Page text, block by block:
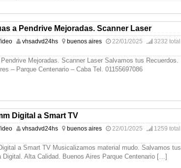
a Pendrive Mejoradas. Scanner Laser
vhsadvd24hs buenos aires 22/01/2025
3232 total
Mejoradas. Scanner Laser Salvamos tus Recuerdos.
– Parque Centenario – Caba Tel. 01155697086
Digital a Smart TV
vhsadvd24hs buenos aires 22/01/2025
1259 total
a Smart TV Musicalizamos material mudo. Salvamos tus
Digital. Alta Calidad. Buenos Aires Parque Centenario […]